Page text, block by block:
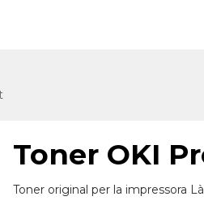
Toner OKI
Toner original per la impressora